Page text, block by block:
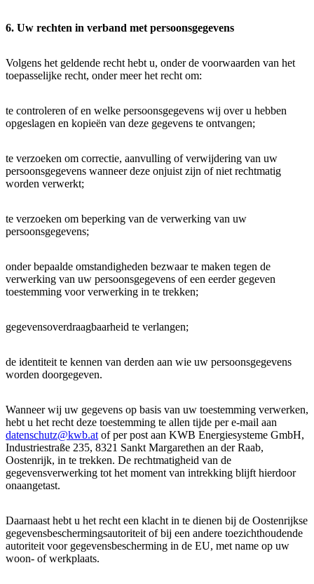
6. Uw rechten in verband met persoonsgegevens
Volgens het geldende recht hebt u, onder de voorwaarden van het
toepasselijke recht, onder meer het recht om:
te controleren of en welke persoonsgegevens wij over u hebben
opgeslagen en kopieën van deze gegevens te ontvangen;
te verzoeken om correctie, aanvulling of verwijdering van uw
persoonsgegevens wanneer deze onjuist zijn of niet rechtmatig
worden verwerkt;
te verzoeken om beperking van de verwerking van uw
persoonsgegevens;
onder bepaalde omstandigheden bezwaar te maken tegen de
verwerking van uw persoonsgegevens of een eerder gegeven
toestemming voor verwerking in te trekken;
gegevensoverdraagbaarheid te verlangen;
de identiteit te kennen van derden aan wie uw persoonsgegevens
worden doorgegeven.
Wanneer wij uw gegevens op basis van uw toestemming verwerken,
hebt u het recht deze toestemming te allen tijde per e-mail aan
datenschutz@kwb.atof per post aan KWB Energiesysteme GmbH,
Industriestraße 235, 8321 Sankt Margarethen an der Raab,
Oostenrijk, in te trekken. De rechtmatigheid van de
gegevensverwerking tot het moment van intrekking blijft hierdoor
onaangetast.
Daarnaast hebt u het recht een klacht in te dienen bij de Oostenrijkse
gegevensbeschermingsautoriteit of bij een andere toezichthoudende
autoriteit voor gegevensbescherming in de EU, met name op uw
woon- of werkplaats.